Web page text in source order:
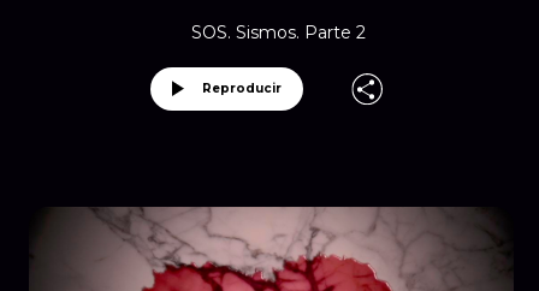
SOS. Sismos. Parte 2
Reproducir